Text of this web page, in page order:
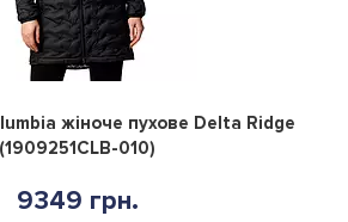
0
жіноче пухове Delta Ridge
(1909251CLB-010)
9349 грн.